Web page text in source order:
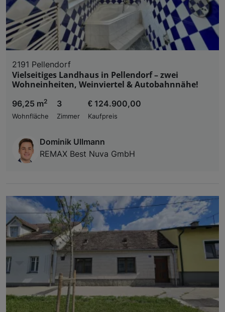
2191 Pellendorf
Vielseitiges Landhaus in Pellendorf – zwei
Wohneinheiten, Weinviertel & Autobahnnähe!
96,25 m2
Wohnfläche
3
Zimmer
€ 124.900,00
Kaufpreis
Dominik Ullmann
REMAX Best Nuva GmbH